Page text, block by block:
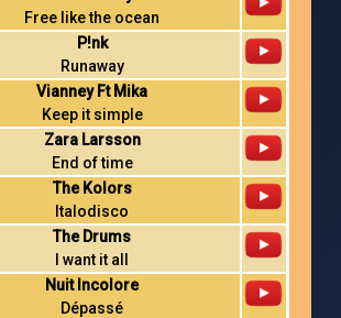
Free like the ocean
P!nk
Runaway
Vianney Ft Mika
Keep it simple
Zara Larsson
End of time
The Kolors
Italodisco
The Drums
I want it all
Nuit Incolore
Dépassé